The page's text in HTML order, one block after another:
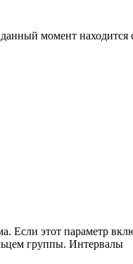
момент находится
Если этот параметр
группы. Интервалы